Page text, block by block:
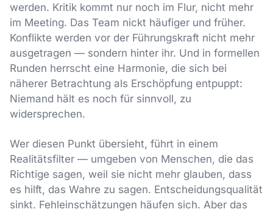
werden. Kritik kommt nur noch im Flur, nicht mehr
im Meeting. Das Team nickt häufiger und früher.
Konflikte werden vor der Führungskraft nicht mehr
ausgetragen — sondern hinter ihr. Und in formellen
Runden herrscht eine Harmonie, die sich bei
näherer Betrachtung als Erschöpfung entpuppt:
Niemand hält es noch für sinnvoll, zu
widersprechen.
Wer diesen Punkt übersieht, führt in einem
Realitätsfilter — umgeben von Menschen, die das
Richtige sagen, weil sie nicht mehr glauben, dass
es hilft, das Wahre zu sagen. Entscheidungsqualität
sinkt. Fehleinschätzungen häufen sich. Aber das